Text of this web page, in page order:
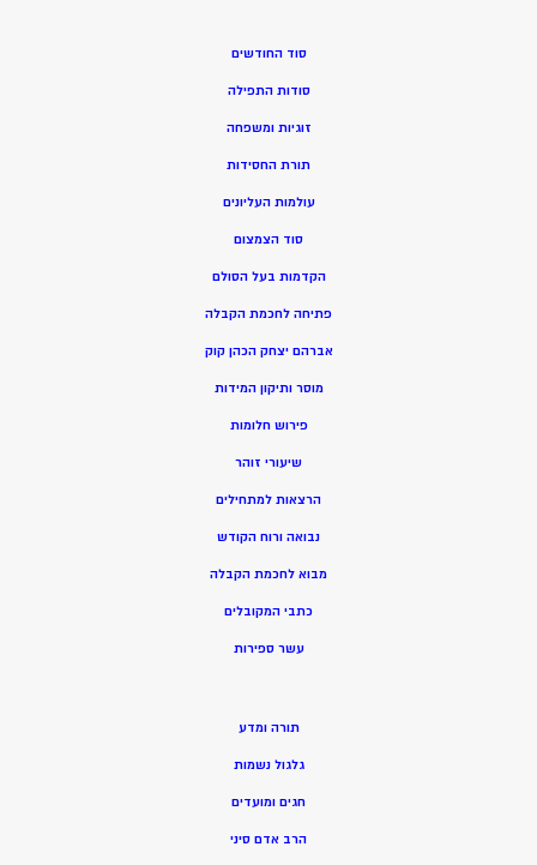
סוד החודשים
סודות התפילה
זוגיות ומשפחה
תורת החסידות
עולמות העליונים
סוד הצמצום
הקדמות בעל הסולם
פתיחה לחכמת הקבלה
אברהם יצחק הכהן קוק
מוסר ותיקון המידות
פירוש חלומות
שיעורי זוהר
הרצאות למתחילים
נבואה ורוח הקודש
מבוא לחכמת הקבלה
כתבי המקובלים
עשר ספירות
תורה ומדע
גלגול נשמות
חגים ומועדים
הרב אדם סיני